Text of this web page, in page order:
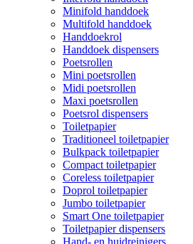
Minifold handdoek
Multifold handdoek
Handdoekrol
Handdoek dispensers
Poetsrollen
Mini poetsrollen
Midi poetsrollen
Maxi poetsrollen
Poetsrol dispensers
Toiletpapier
Traditioneel toiletpapier
Bulkpack toiletpapier
Compact toiletpapier
Coreless toiletpapier
Doprol toiletpapier
Jumbo toiletpapier
Smart One toiletpapier
Toiletpapier dispensers
Hand- en huidreinigers